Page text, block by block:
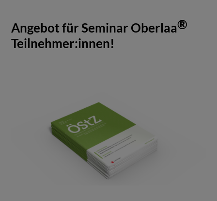
Angebot für Seminar Oberlaa®
Teilnehmer:innen!